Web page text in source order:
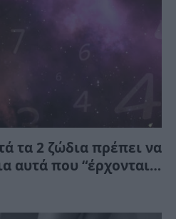
τα 2 ζώδια πρέπει να
αυτά που “έρχονται”